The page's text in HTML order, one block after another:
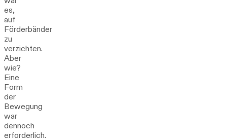
es,
auf
Förderbänder
zu
verzichten.
Aber
wie?
Eine
Form
der
Bewegung
war
dennoch
erforderlich.